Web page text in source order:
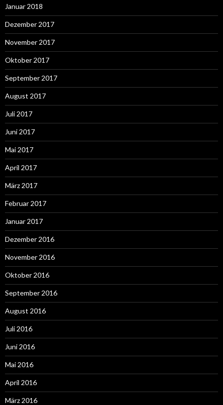
Januar 2018
Dezember 2017
November 2017
Oktober 2017
September 2017
August 2017
Juli 2017
Juni 2017
Mai 2017
April 2017
März 2017
Februar 2017
Januar 2017
Dezember 2016
November 2016
Oktober 2016
September 2016
August 2016
Juli 2016
Juni 2016
Mai 2016
April 2016
März 2016